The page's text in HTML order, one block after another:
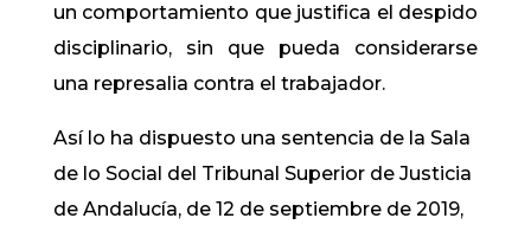
un comportamiento que justifica el despido
disciplinario, sin que pueda considerarse
una represalia contra el trabajador.
Así lo ha dispuesto una sentencia de la Sala
de lo Social del Tribunal Superior de Justicia
de Andalucía, de 12 de septiembre de 2019,